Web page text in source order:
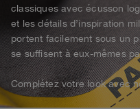
Doudounes
Hybrids
Blousons
Maille
Sacs & sacs à dos
Casquette
Masterpiece
Icons
Invisible Cities
Everyday Wear
Vestes
Doudounes
Hybrids
Voir tout
Sacs & sacs à dos
Casquette
Masterpiece
Icons
Promotions
Voir tout
Journal
Stories
classiques avec écusson
et les détails d’inspiration
portent facilement sous un
se suffisent à eux-mêmes
Complétez votre look avec